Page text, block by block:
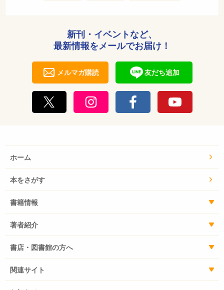
新刊・イベントなど、
最新情報をメールでお届け！
メルマガ購読 友だち追加
ホーム
本をさがす
書籍情報
著者紹介
書店・図書館の方へ
関連サイト